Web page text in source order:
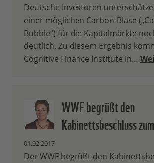
Deutsche Investoren
einer möglichen Carbon-Blase
Bubble“) für die Kapitalmärkte
deutlich. Zu diesem Ergebnis
Cognitive Finance Institute in…
WWF begrüßt den
Kabinettsbeschluss
01.02.2017
Der WWF begrüßt den